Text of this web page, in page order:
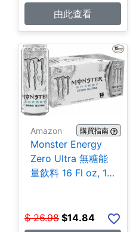
由此查看
Amazon 購買指南
Monster Energy
Zero Ultra 無糖能
量飲料 16 Fl oz, 15
$ 26.98 $14.84